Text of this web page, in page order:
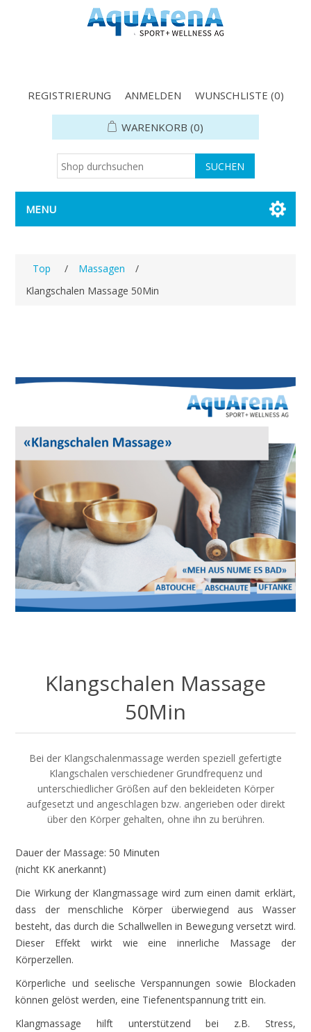
REGISTRIERUNG ANMELDEN WUNSCHLISTE (0)
WARENKORB (0)
MENU
Top / Massagen
/
Klangschalen Massage 50Min
Klangschalen Massage
50Min
Bei der Klangschalenmassage werden speziell gefertigte
Klangschalen verschiedener Grundfrequenz und
unterschiedlicher Größen auf den bekleideten Körper
aufgesetzt und angeschlagen bzw. angerieben oder direkt
über den Körper gehalten, ohne ihn zu berühren.
Dauer der Massage: 50 Minuten
(nicht KK anerkannt)
Die Wirkung der Klangmassage wird zum einen damit erklärt,
dass der menschliche Körper überwiegend aus Wasser
besteht, das durch die Schallwellen in Bewegung versetzt wird.
Dieser Effekt wirkt wie eine innerliche Massage der
Körperzellen.
Körperliche und seelische Verspannungen sowie Blockaden
können gelöst werden, eine Tiefenentspannung tritt ein.
Klangmassage hilft unterstützend bei z.B. Stress,